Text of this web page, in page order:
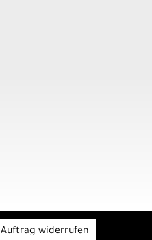
Auftrag widerrufen